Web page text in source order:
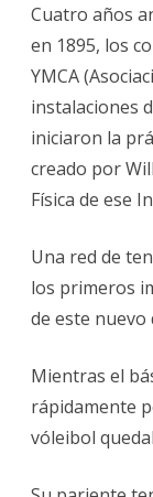
Cuatro años
en 1895, los
YMCA
instalaciones
iniciaron la
creado por
Física de ese
Una red de
los primeros
de este nuevo
Mientras el
rápidamente
vóleibol